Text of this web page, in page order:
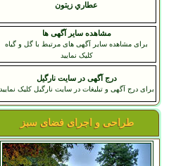
عطاري زيتون
مشاهده سایر آگهی ها
برای مشاهده سایر آگهی های مرتبط با گل و گیاه
کلیک نمایید
درج آگهی در سایت نارگیل
برای درج آگهی و تبلیغات در سایت نارگیل کلیک نمایید
طراحی و اجرای فضای سبز